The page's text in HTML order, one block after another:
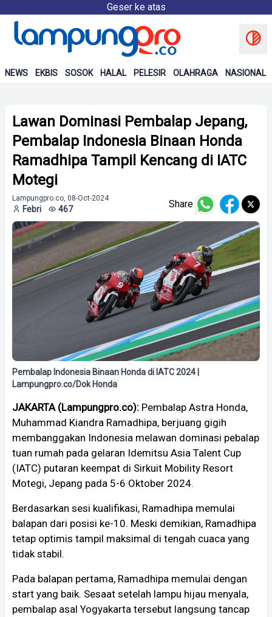
Geser ke atas
NEWS EKBIS SOSOK HALAL PELESIR OLAHRAGA NASIONAL
Lawan Dominasi Pembalap Jepang,
Pembalap Indonesia Binaan Honda
Ramadhipa Tampil Kencang di IATC
Motegi
Lampungpro.co, 08-Oct-2024
Febri 467 Share
Pembalap Indonesia Binaan Honda di IATC 2024 |
Lampungpro.co/Dok Honda
JAKARTA (Lampungpro.co): Pembalap Astra Honda,
Muhammad Kiandra Ramadhipa, berjuang gigih
membanggakan Indonesia melawan dominasi pebalap
tuan rumah pada gelaran Idemitsu Asia Talent Cup
(IATC) putaran keempat di Sirkuit Mobility Resort
Motegi, Jepang pada 5-6 Oktober 2024.
Berdasarkan sesi kualifikasi, Ramadhipa memulai
balapan dari posisi ke-10. Meski demikian, Ramadhipa
tetap optimis tampil maksimal di tengah cuaca yang
tidak stabil.
Pada balapan pertama, Ramadhipa memulai dengan
start yang baik. Sesaat setelah lampu hijau menyala,
pembalap asal Yogyakarta tersebut langsung tancap